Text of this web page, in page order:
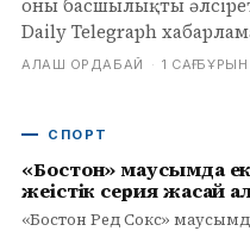
оны басшылықты
Daily Telegraph
АЛАШ ОРДАБАЙ · 1 САҒ БҰРЫН
СПОРТ
«Бостон» маусымда
жеңістік серия жасай
«Бостон Ред Сокс»